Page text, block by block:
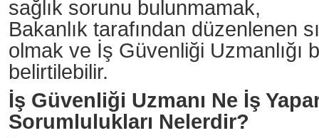
sağlık sorunu bulunmamak,
Bakanlık tarafından düzenlenen
olmak ve İş Güvenliği Uzmanlığı
belirtilebilir.
İş Güvenliği Uzmanı Ne İş
Sorumlulukları Nelerdir?